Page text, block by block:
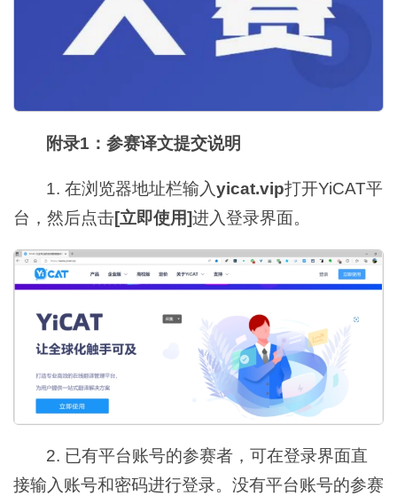
附录1：参赛译文提交说明
1. 在浏览器地址栏输入yicat.vip打开YiCAT平
台，然后点击[立即使用]进入登录界面。
2. 已有平台账号的参赛者，可在登录界面直
接输入账号和密码进行登录。没有平台账号的参赛